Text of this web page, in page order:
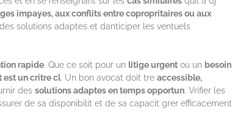
impayes, aux conflits entre copropritaires ou aux
solutions adaptes et danticiper les ventuels
rapide. Que ce soit pour un litige urgent ou un besoin
est un critre cl. Un bon avocat doit tre accessible,
des solutions adaptes en temps opportun. Vrifier les
de sa disponibilit et de sa capacit grer efficacement